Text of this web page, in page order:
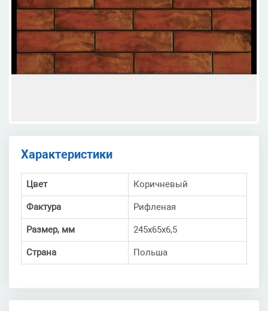
Характеристики
Цвет Коричневый
Фактура Рифленая
Размер, мм 245x65x6,5
Страна Польша